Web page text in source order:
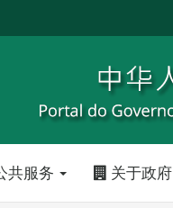
共服务 关于政府